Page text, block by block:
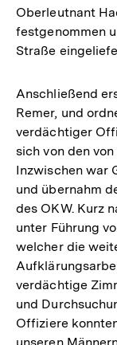
Oberleutnant
festgenommen
Straße
Anschließend
Remer, und
verdächtiger
sich von den
Inzwischen war
und übernahm
des OKW. Kurz
unter Führung
welcher die
verdächtige
und
Offiziere
unseren